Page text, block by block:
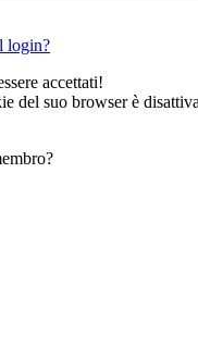
login?
accettati!
del suo browser è